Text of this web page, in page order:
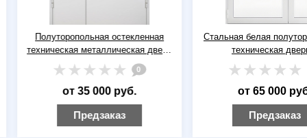
Полуторопольная остекленная
техническая металлическая дверь
RAL 9016 (белая)
0
от 35 000 руб.
Предзаказ
Стальная белая
техническая дверь
максимальным
ручкой-рейлингом
от 65 000 руб.
Предзаказ